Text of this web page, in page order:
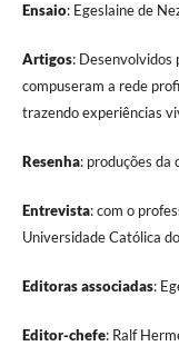
Ensaio: Egeslaine de
Artigos: Desenvolvidos
compuseram a rede
trazendo experiências
Resenha: produções da
Entrevista: com o
Universidade Católica
Editoras associadas:
Editor-chefe: Ralf